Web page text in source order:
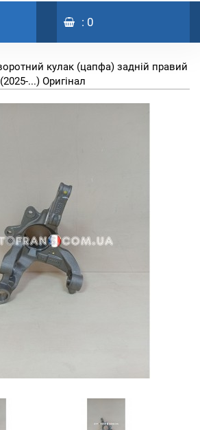
: 0
кулак (цапфа) задній правий
...) Оригінал